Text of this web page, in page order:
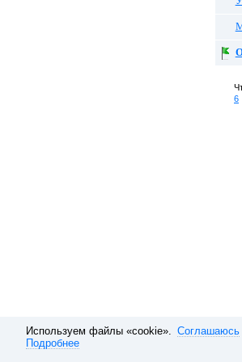
6
Используем файлы «cookie». Соглашаюсь
Подробнее